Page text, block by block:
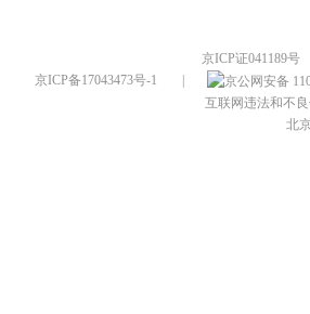
京ICP证041189号
京ICP备17043473号-1
互联网违法和不
北